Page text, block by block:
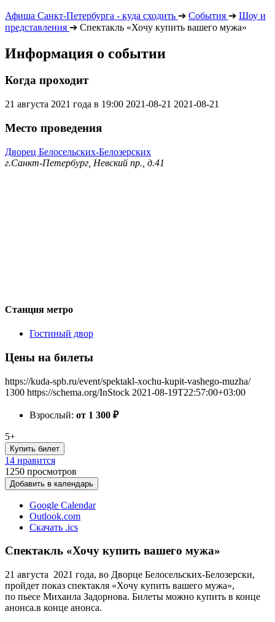
Афиша Санкт-Петербурга - куда сходить ➔ События ➔ Шоу и
представления ➔ Спектакль «Хочу купить вашего мужа»
Информация о событии
Когда проходит
21 августа 2021 года в 19:00 2021-08-21 2021-08-21
Место проведения
Дворец Белосельских-Белозерских
г.Санкт-Петербург, Невский пр., д.41
Станция метро
Гостиный двор
Цены на билеты
https://kuda-spb.ru/event/spektakl-xochu-kupit-vashego-muzha/
1300 https://schema.org/InStock 2021-08-19T22:57:00+03:00
Взрослый: от 1 300 ₽
5+
Купить билет
14 нравится
1250 просмотров
Добавить в календарь
Google Calendar
Outlook.com
Скачать .ics
Спектакль «Хочу купить вашего мужа»
21 августа 2021 года, во Дворце Белосельских-Белозерски,
пройдет показ спектакля «Хочу купить вашего мужа»,
по пьесе Михаила Задорнова. Билеты можно купить в конце
анонса.в конце анонса.